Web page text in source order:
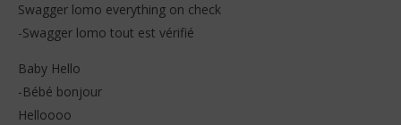
Swagger lomo everything on check
-Swagger lomo tout est vérifié
Baby Hello
-Bébé bonjour
Helloooo